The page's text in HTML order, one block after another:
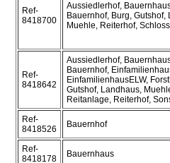
Ref-
8418700
Aussiedlerhof,
Bauernhof, Burg, Gutshof,
Muehle, Reiterhof,
Ref-
8418642
Aussiedlerhof,
Bauernhof,
EinfamilienhausELW,
Gutshof, Landhaus,
Reitanlage, Reiterhof,
Ref-
8418526
Bauernhof
Ref-
8418178
Bauernhaus